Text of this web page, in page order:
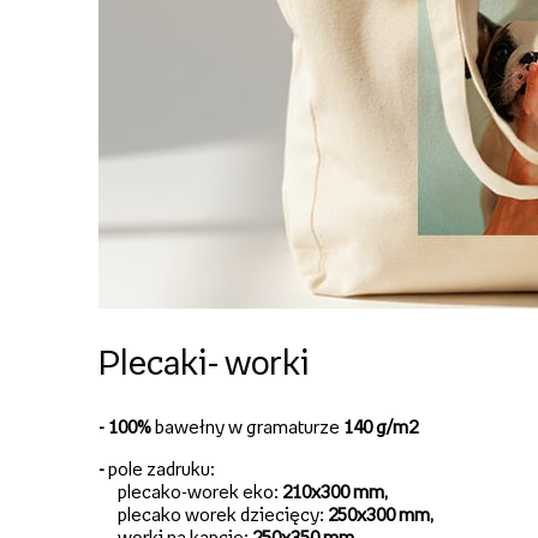
Plecaki- worki
- 100% bawełny w gramaturze 140 g/m2
-pole zadruku:
plecako-worek eko: 210x300 mm,
plecako worek dziecięcy: 250x300 mm,